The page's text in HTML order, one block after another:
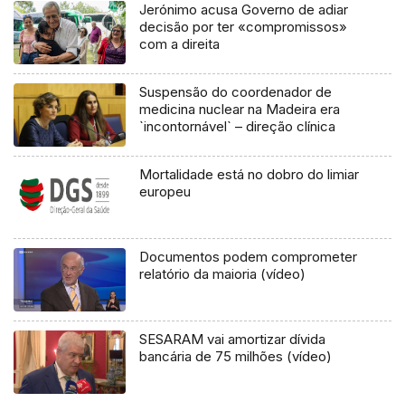
Jerónimo acusa Governo de adiar
decisão por ter «compromissos»
com a direita
Suspensão do coordenador de
medicina nuclear na Madeira era
`incontornável` – direção clínica
Mortalidade está no dobro do limiar
europeu
Documentos podem comprometer
relatório da maioria (vídeo)
SESARAM vai amortizar dívida
bancária de 75 milhões (vídeo)